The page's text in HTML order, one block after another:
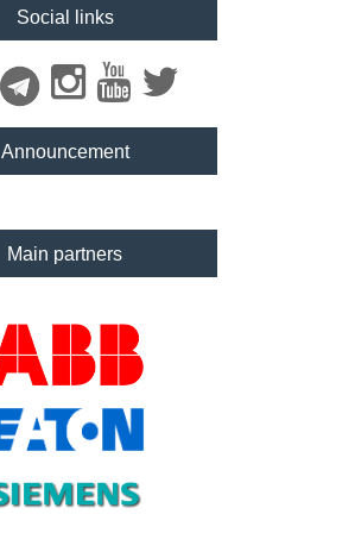
Social links
Announcement
Main partners